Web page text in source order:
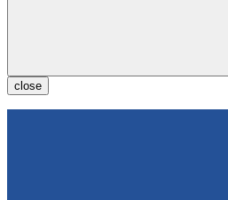
close